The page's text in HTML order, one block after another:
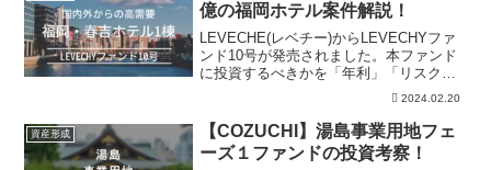
億の福岡ホテル案件解説！
LEVECHE(レベチー)からLEVECHYファ
ンド10号が発売されました。本ファンド
に投資するべきかを「年利」「リスク」
「SPCスキーム」の視点で解説していま
る他クラファン会社との違いもまとめて
います。
2024.02.20
資産形成
【COZUCHI】湯島事業用地フェ
ーズ１ファンドの投資考察！